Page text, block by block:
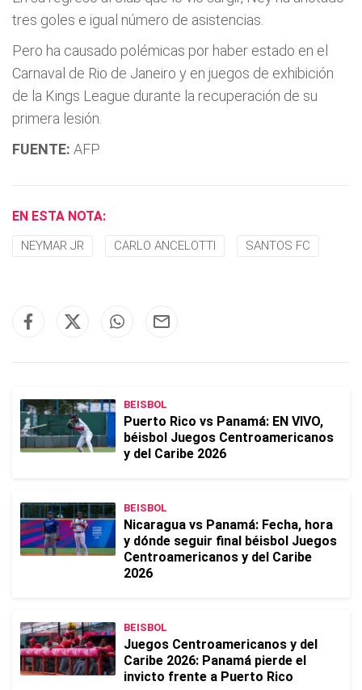
tres goles e igual número de asistencias.
Pero ha causado polémicas por haber estado en el
Carnaval de Rio de Janeiro y en juegos de exhibición
de la Kings League durante la recuperación de su
primera lesión.
FUENTE: AFP
EN ESTA NOTA:
NEYMAR JR CARLO ANCELOTTI SANTOS FC
BEISBOL
Puerto Rico vs Panamá: EN VIVO,
béisbol Juegos Centroamericanos
y del Caribe 2026
BEISBOL
Nicaragua vs Panamá: Fecha, hora
y dónde seguir final béisbol Juegos
Centroamericanos y del Caribe
2026
BEISBOL
Juegos Centroamericanos y del
Caribe 2026: Panamá pierde el
invicto frente a Puerto Rico